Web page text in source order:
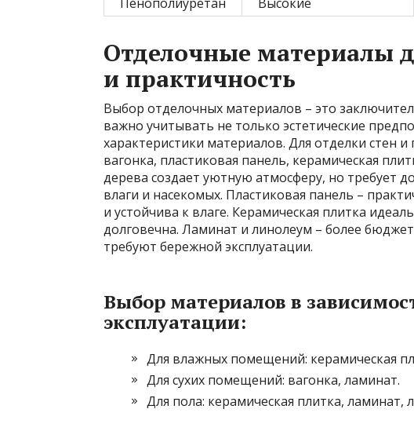
Отделочные материалы
и практичность
Выбор отделочных материалов – это
важно учитывать не только эстетические
характеристики материалов. Для отделки стен
вагонка, пластиковая панель, керамическая
дерева создает уютную атмосферу, но требует
влаги и насекомых. Пластиковая панель –
и устойчива к влаге. Керамическая плитка
долговечна. Ламинат и линолеум – более
требуют бережной эксплуатации.
Выбор материалов в
эксплуатации:
Для влажных помещений: керамическая
Для сухих помещений: вагонка, ламинат.
Для пола: керамическая плитка, ламинат,